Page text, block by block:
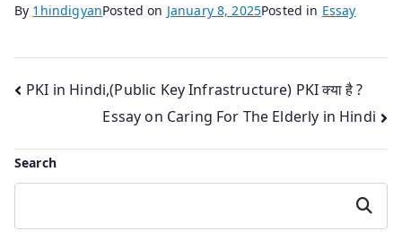
By 1hindigyanPosted on January 8, 2025Posted in Essay
Post
navigation
PKI in Hindi,(Public Key Infrastructure) PKI क्या है ?
Essay on Caring For The Elderly in Hindi
Search
Search